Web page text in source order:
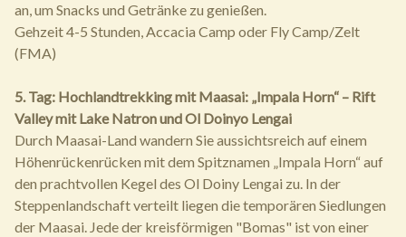
an, um Snacks und Getränke zu genießen.
Gehzeit 4-5 Stunden, Accacia Camp oder Fly Camp/Zelt
(FMA)
5. Tag: Hochlandtrekking mit Maasai: „Impala Horn“ – Rift
Valley mit Lake Natron und Ol Doinyo Lengai
Durch Maasai-Land wandern Sie aussichtsreich auf einem
Höhenrückenrücken mit dem Spitznamen „Impala Horn“ auf
den prachtvollen Kegel des Ol Doiny Lengai zu. In der
Steppenlandschaft verteilt liegen die temporären Siedlungen
der Maasai. Jede der kreisförmigen "Bomas" ist von einer